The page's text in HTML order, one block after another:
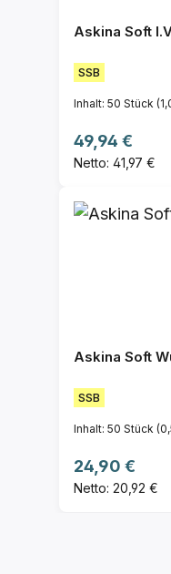
Askina Soft
SSB
Inhalt: 50 Stück
Regulärer
49,94 €
Netto: 41,97 €
Askina Soft
SSB
Inhalt: 50 Stück
Regulärer
24,90 €
Netto: 20,92 €